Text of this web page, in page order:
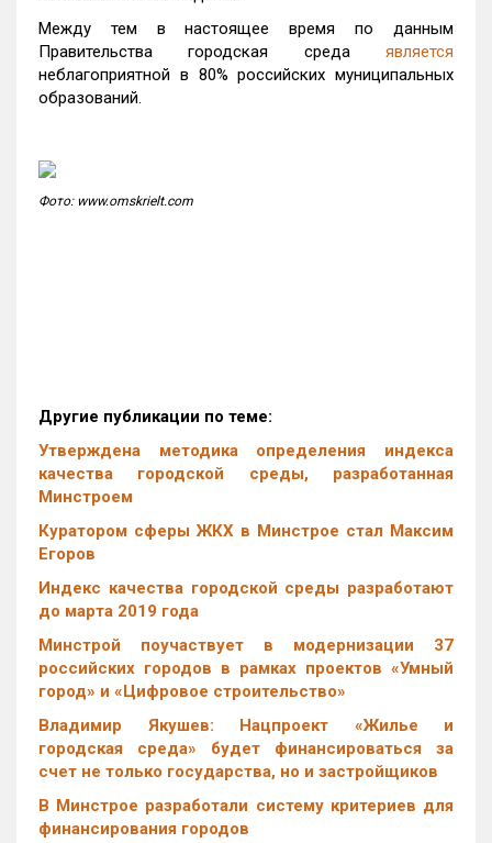
Между тем в настоящее время по данным
Правительства городская среда является
неблагоприятной в 80% российских муниципальных
образований.
Фото: www.omskrielt.com
Другие публикации по теме:
Утверждена методика определения индекса
качества городской среды, разработанная
Минстроем
Куратором сферы ЖКХ в Минстрое стал Максим
Егоров
Индекс качества городской среды разработают
до марта 2019 года
Минстрой поучаствует в модернизации 37
российских городов в рамках проектов «Умный
город» и «Цифровое строительство»
Владимир Якушев: Нацпроект «Жилье и
городская среда» будет финансироваться за
счет не только государства, но и застройщиков
В Минстрое разработали систему критериев для
финансирования городов